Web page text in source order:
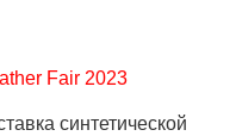
Fair 2023
синтетической